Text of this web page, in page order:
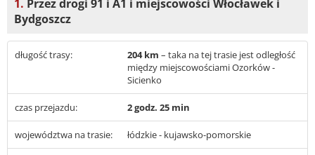
1. Przez drogi 91 i A1 i miejscowości Włocławek i
Bydgoszcz
długość trasy: 204 km – taka na tej trasie jest odległość
między miejscowościami Ozorków -
Sicienko
czas przejazdu: 2 godz. 25 min
województwa na trasie: łódzkie - kujawsko-pomorskie